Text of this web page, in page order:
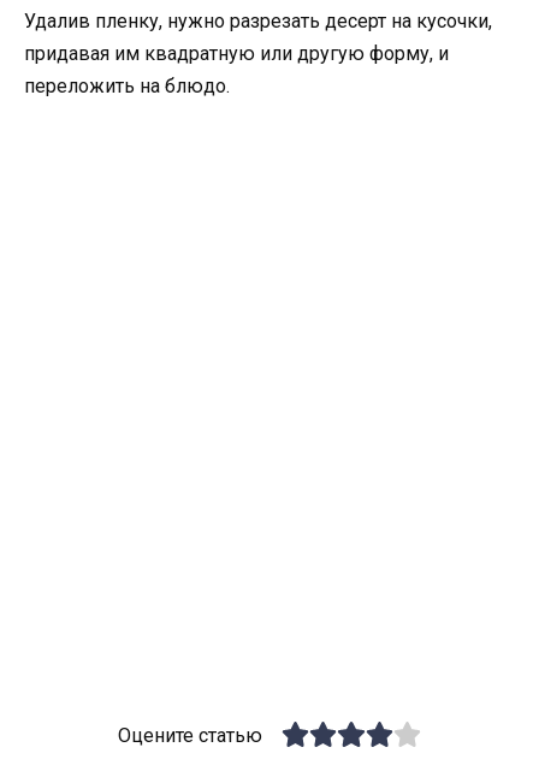
Удалив пленку, нужно разрезать десерт на кусочки,
придавая им квадратную или другую форму, и
переложить на блюдо.
Оцените статью